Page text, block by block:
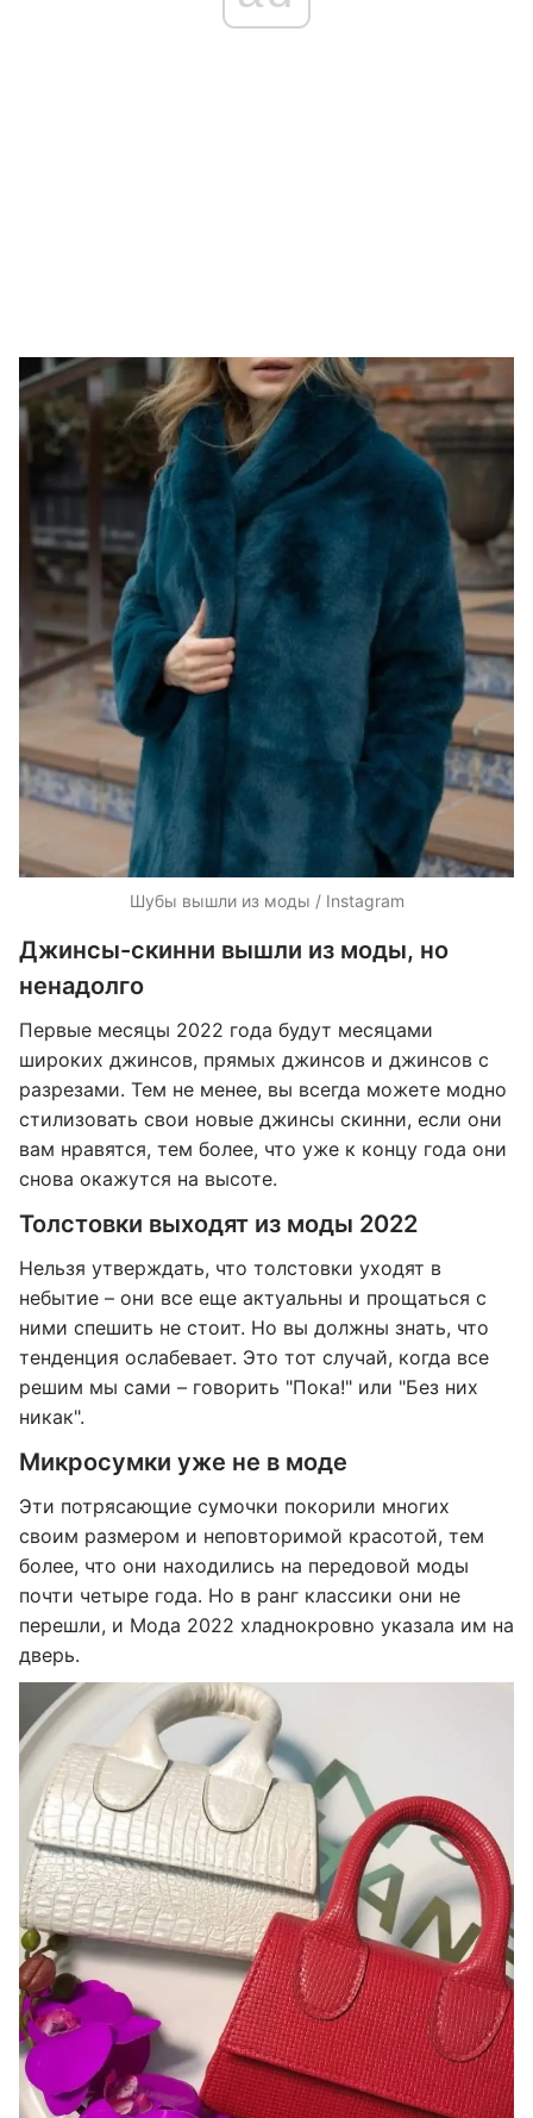
Шубы вышли из моды / Instagram
Джинсы-скинни вышли из моды, но
ненадолго
Первые месяцы 2022 года будут месяцами
широких джинсов, прямых джинсов и джинсов с
разрезами. Тем не менее, вы всегда можете модно
стилизовать свои новые джинсы скинни, если они
вам нравятся, тем более, что уже к концу года они
снова окажутся на высоте.
Толстовки выходят из моды 2022
Нельзя утверждать, что толстовки уходят в
небытие – они все еще актуальны и прощаться с
ними спешить не стоит. Но вы должны знать, что
тенденция ослабевает. Это тот случай, когда все
решим мы сами – говорить "Пока!" или "Без них
никак".
Микросумки уже не в моде
Эти потрясающие сумочки покорили многих
своим размером и неповторимой красотой, тем
более, что они находились на передовой моды
почти четыре года. Но в ранг классики они не
перешли, и Мода 2022 хладнокровно указала им на
дверь.